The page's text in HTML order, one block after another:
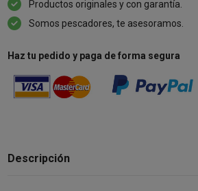
Productos originales y con garantía.
Somos pescadores, te asesoramos.
Haz tu pedido y paga de forma segura
Descripción